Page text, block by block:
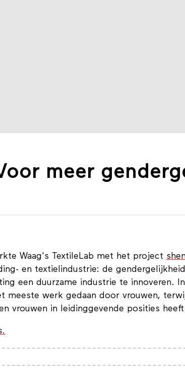
meer
Waag's TextileLab met het project
en textielindustrie: de
een duurzame industrie te innoveren.
meeste werk gedaan door vrouwen,
vrouwen in leidinggevende posities